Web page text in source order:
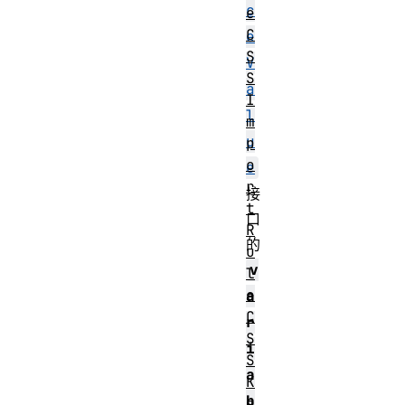
c
e
V
a
l
u
e
接
口
的
v
a
r
i
a
b
e
C
S
S
I
m
p
o
r
t
R
u
l
e
C
S
S
K